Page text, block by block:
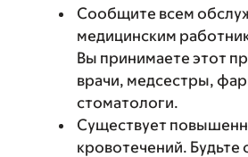
Сообщите всем
медицинским
Вы принимаете этот
врачи, медсестры,
стоматологи.
Существует
кровотечений.